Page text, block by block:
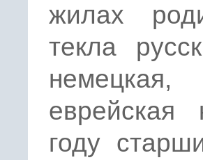
жилах
текла
году